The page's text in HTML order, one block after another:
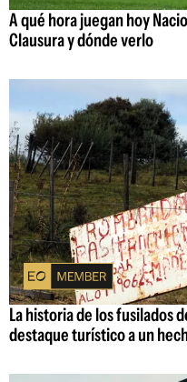
A qué hora juegan hoy
Clausura y dónde verlo
La historia de los fusilados
destaque turístico a un